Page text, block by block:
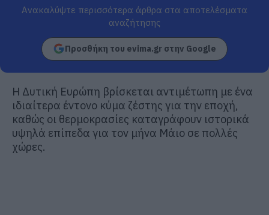
Ανακαλύψτε περισσότερα άρθρα στα αποτελέσματα
αναζήτησης
Προσθήκη του evima.gr στην Google
Η Δυτική Ευρώπη βρίσκεται αντιμέτωπη με ένα
ιδιαίτερα έντονο κύμα ζέστης για την εποχή,
καθώς οι θερμοκρασίες καταγράφουν ιστορικά
υψηλά επίπεδα για τον μήνα Μάιο σε πολλές
χώρες.